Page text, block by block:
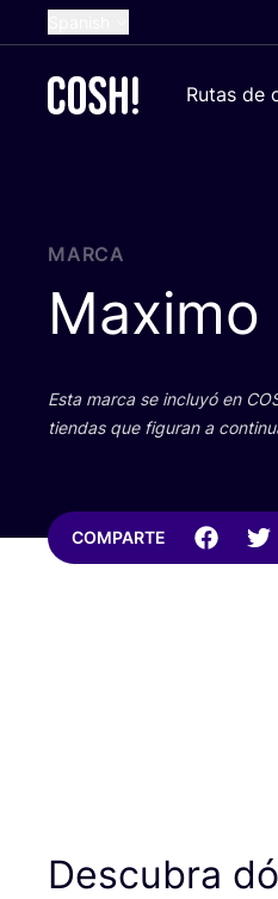
Dutch
Croatian
Rutas de
MARCA
Maximo
Esta mar­ca se inclu­yó en
tien­das que figu­ran a
COMPARTE
Descubra